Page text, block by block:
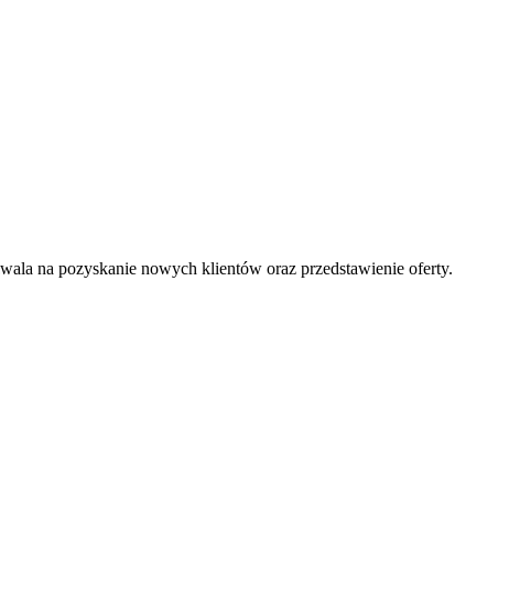
na pozyskanie nowych klientów oraz przedstawienie oferty.